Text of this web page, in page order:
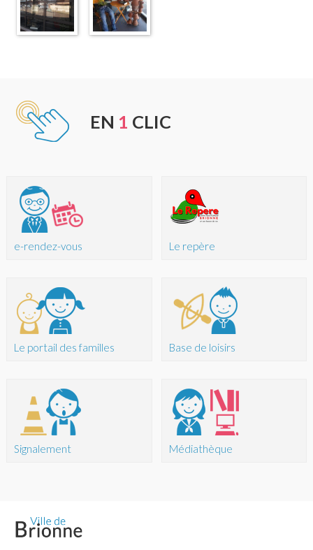
EN 1 CLIC
e-rendez-vous
Le portail des familles
Signalement
Le repère
Base de loisirs
Médiathèque